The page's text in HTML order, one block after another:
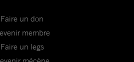
Faire un don
membre
Faire un legs